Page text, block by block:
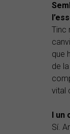
Tinc
que
de
vital
I un
Sí.